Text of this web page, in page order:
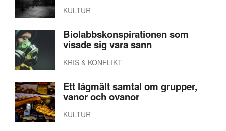
KULTUR
Biolabbskonspirationen som
visade sig vara sann
KRIS & KONFLIKT
Ett lågmält samtal om grupper,
vanor och ovanor
KULTUR